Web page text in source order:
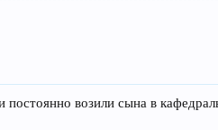
возили сына в